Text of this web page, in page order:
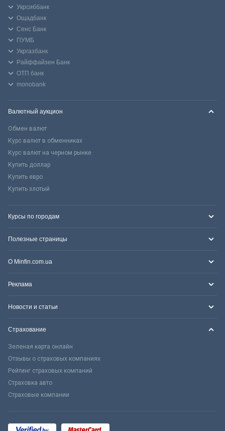
Укрсиббанк
Ощадбанк
Сенс Банк
ПУМБ
Укргазбанк
Райффайзен Банк
ОТП банк
monobank
Валютный аукцион
Обмен валют
Курс валют в обменниках
Курс валют на черном рынке
Купить доллар
Купить евро
Купить злотый
Курсы по городам
Полезные страницы
О Minfin.com.ua
Реклама
Новости и статьи
Страхование
Зеленая карта онлайн
Отзывы о страховых компаниях
Рейтинг страховых компаний
Страховка авто
Страховые компании